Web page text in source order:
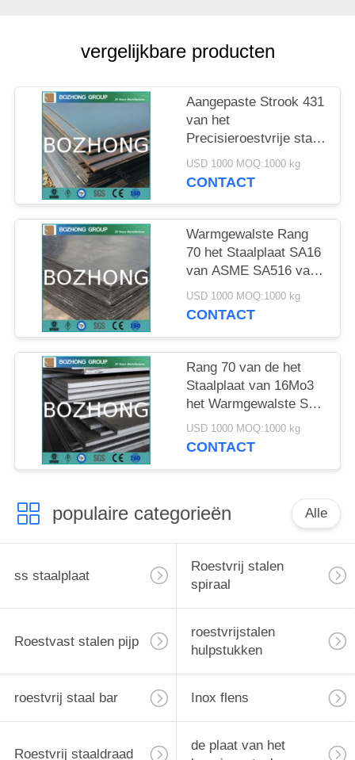
vergelijkbare producten
Aangepaste Strook 431
van het
Precisieroestvrije staal
446 de Rang van 440A
440B 440C
USD 1000 MOQ:1000 kg
CONTACT
Warmgewalste Rang
70 het Staalplaat SA16
van ASME SA516 van
16Mo3 SS
USD 1000 MOQ:1000 kg
CONTACT
Rang 70 van de het
Staalplaat van 16Mo3
het Warmgewalste SS
Drukvat Materiële
SA16 van ASME
USD 1000 MOQ:1000 kg
CONTACT
populaire categorieën Alle
ss staalplaat
Roestvrij stalen
spiraal
Roestvast stalen pijp
roestvrijstalen
hulpstukken
roestvrij staal bar Inox flens
Roestvrij staaldraad
de plaat van het